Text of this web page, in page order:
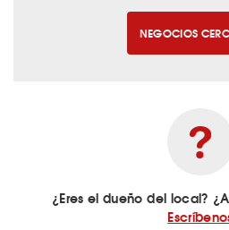
NEGOCIOS
¿Eres el dueño del local?